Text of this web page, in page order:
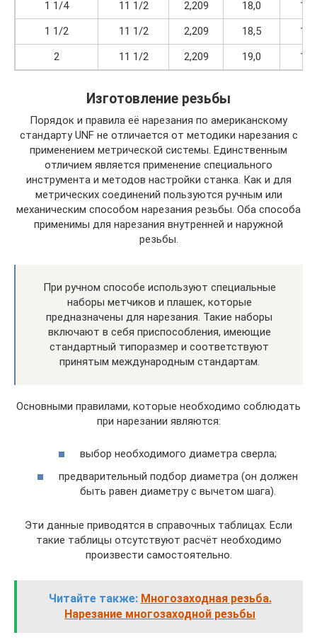
1 1/4
11 1/2 2,209 18,0
1 1/2
11 1/2 2,209 18,5
2
11 1/2 2,209 19,0
Изготовление резьбы
Порядок и правила её нарезания по американскому
стандарту UNF не отличается от методики нарезания с
применением метрической системы. Единственным
отличием является применение специального
инструмента и методов настройки станка. Как и для
метрических соединений пользуются ручным или
механическим способом нарезания резьбы. Оба способа
применимы для нарезания внутренней и наружной
резьбы.
При ручном способе используют специальные
наборы метчиков и плашек, которые
предназначены для нарезания. Такие наборы
включают в себя приспособления, имеющие
стандартный типоразмер и соответствуют
принятым международным стандартам.
Основными правилами, которые необходимо соблюдать
при нарезании являются:
выбор необходимого диаметра сверла;
предварительный подбор диаметра (он должен
быть равен диаметру с вычетом шага).
Эти данные приводятся в справочных таблицах. Если
такие таблицы отсутствуют расчёт необходимо
произвести самостоятельно.
Читайте также: Многозаходная резьба.
Нарезание многозаходной резьбы